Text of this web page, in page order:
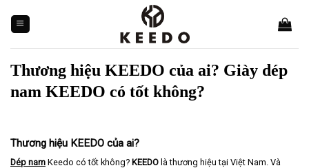
content
Thương hiệu KEEDO của ai? Giày dép
nam KEEDO có tốt không?
Thương hiệu KEEDO của ai?
Dép nam Keedo có tốt không? KEEDO là thương hiệu tại Việt Nam. Và